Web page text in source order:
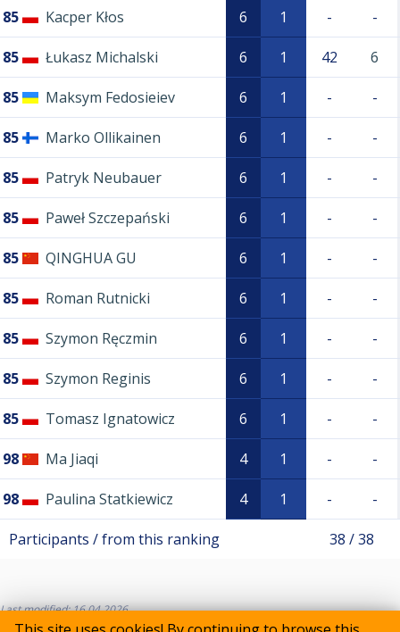
85 Kacper Kłos 6 1 - -
85 Łukasz Michalski 6 1 42 6
85 Maksym Fedosieiev 6 1 - -
85 Marko Ollikainen 6 1 - -
85 Patryk Neubauer 6 1 - -
85 Paweł Szczepański 6 1 - -
85 QINGHUA GU 6 1 - -
85 Roman Rutnicki 6 1 - -
85 Szymon Ręczmin 6 1 - -
85 Szymon Reginis 6 1 - -
85 Tomasz Ignatowicz 6 1 - -
98 Ma Jiaqi 4 1 - -
98 Paulina Statkiewicz 4 1 - -
Participants / from this ranking 38 / 38
Last modified: 16.04.2026